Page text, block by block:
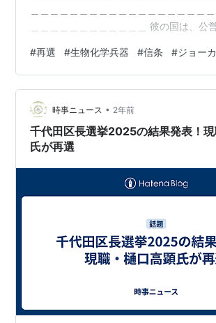
＿＿＿＿＿＿＿＿＿＿＿＿ 彼の国は、公
しました。 ～～～～～～～～～～～～～
～～～～～～～～～～～ 北米大陸、沙漠
ラスベガス。 生来、ギャンブル向きで無
うし。 公営ギャンブルで、働く人。勝負
の信念みなしも無いと、無理。
~~~~~~~~~~~~~~~~~~~~~~~…
#再選 #生物化学兵器 #信条 #ジョー
時事ニュース • 2年前
千代田区長選挙2025の結果発表！
氏が再選